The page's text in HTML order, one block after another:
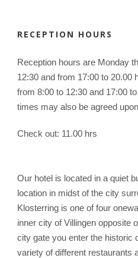
RECEPTION HOURS
Reception hours are Monday
12:30 and from 17:00 to 20.00
from 8:00 to 12:30 and 17:00
times may also be agreed
Check out: 11.00 hrs
Our hotel is located in a quiet
location in midst of the city
Klosterring is one of four
inner city of Villingen opposite
city gate you enter the historic
variety of different restaurants